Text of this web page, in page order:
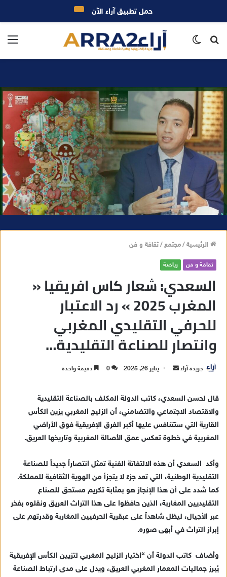
بحث
الرئيسية/مجتمع/ثقافة و فن
ثقافة و فن رياضة
السعدي: شعار كاس افريقيا «
المغرب 2025 » رد الاعتبار
للحرفي التقليدي المغربي
وانتصار للصناعة التقليدية…
جريدة آراء
ر
ي
ا
إ
ل
ك
ت
ر
يناير 26, 2025 0 دقيقة واحدة
قال لحسن السعدي، كاتب الدولة المكلف بالصناعة التقليدية
والاقتصاد الاجتماعي والتضامني، أن الزليج المغربي يزين الكأس
القارية التي ستتنافس عليها أكبر الفرق الإفريقية فوق الأراضي
المغربية في خطوة تعكس عمق الأصالة المغربية وتاريخها العريق.
وأكد السعدي أن هذه الالتفاتة الفنية تمثل انتصاراً جديداً للصناعة
التقليدية الوطنية، التي تعد جزءً لا يتجزأ من الهوية الثقافية للمملكة.
كما شدد على أن هذا الإنجاز هو بمثابة تكريم مستحق للصناع
التقليديين المغاربة، الذين حافظوا على هذا التراث العريق ونقلوه بفخر
عبر الأجيال، ليظل شاهداً على عبقرية الحرفيين المغاربة وقدرتهم على
إبراز التراث في أبهى صوره.
وأضاف كاتب الدولة أن “اختيار الزليج المغربي لتزيين الكأس الإفريقية
يُبرز جماليات المعمار المغربي العريق، ويدل على مدى ارتباط الصناعة
حمل تطبيق آراء الآن